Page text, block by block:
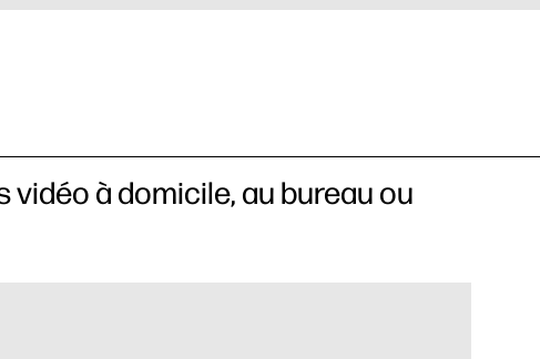
vidéo à domicile, au bureau ou